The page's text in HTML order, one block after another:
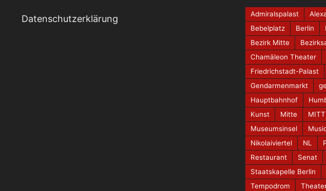
Datenschutzerklärung Admiralspalast
Bebelplatz
Berlin
Bezirk Mitte
Chamäleon Theater
Friedrichstadt-Palast
Gendarmenmarkt
Hauptbahnhof
Kunst
Mitte
Museumsinsel
Nikolaiviertel
NL
Restaurant
Senat
Staatskapelle Berlin
Tempodrom